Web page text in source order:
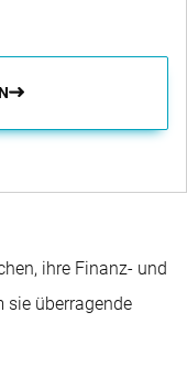
ihre Finanz- und
sie überragende